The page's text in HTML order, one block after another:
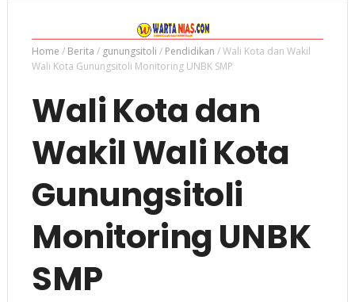
Home / Berita / gunungsitoli / Pendidikan /Wali Kota dan Wakil
Wali Kota Gunungsitoli Monitoring UNBK SMP
Wali Kota dan
Wakil Wali Kota
Gunungsitoli
Monitoring UNBK
SMP